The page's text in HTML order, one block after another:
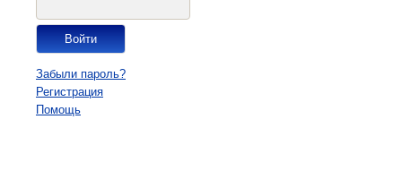
Забыли пароль?
Регистрация
Помощь